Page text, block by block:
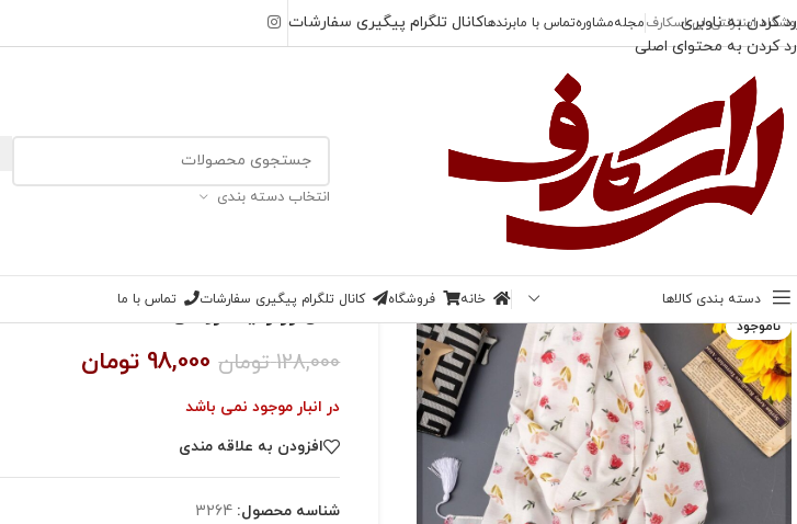
رد کردن به ناوبری
رد کردن به محتوای اصلی
اینترنتی لی اسکارفمجلهمشاورهتماس با مابرندهاکانال تلگرام پیگیری سفارشات
انتخاب دسته بندی
دسته بندی کالاها خانه فروشگاه کانال تلگرام پیگیری سفارشات تماس با ما
شال رز زمینه روشن
-23%
ناموجود
شال رز زمینه روشن
128,000 تومان 98,000 تومان
در انبار موجود نمی باشد
افزودن به علاقه مندی
شناسه محصول: 3264